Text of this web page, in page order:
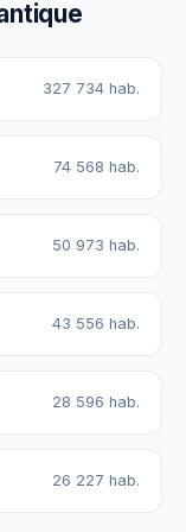
327 734 hab.
74 568 hab.
50 973 hab.
43 556 hab.
28 596 hab.
26 227 hab.